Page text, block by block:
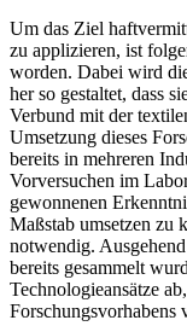
Um das Ziel
zu applizieren, ist
worden. Dabei wird
her so gestaltet, dass
Verbund mit der
Umsetzung dieses
bereits in mehreren
Vorversuchen im
gewonnenen
Maßstab umsetzen zu
notwendig.
bereits gesammelt
Technologieansätze
Forschungsvorhabens